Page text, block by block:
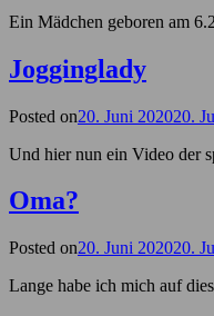
Ein Mädchen geboren am
Jogginglady
Posted on20. Juni 202020.
Und hier nun ein Video der
Oma?
Posted on20. Juni 202020.
Lange habe ich mich auf